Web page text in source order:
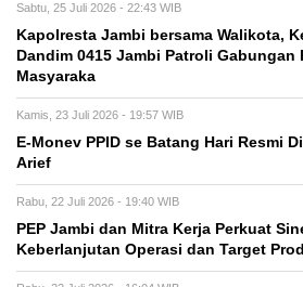
Sabtu, 25 Juli 2026 - 22:43 WIB
Kapolresta Jambi bersama Walikota,
Dandim 0415 Jambi Patroli Gabungan
Masyaraka
Kamis, 23 Juli 2026 - 19:57 WIB
E-Monev PPID se Batang Hari Resmi
Arief
Rabu, 22 Juli 2026 - 19:40 WIB
PEP Jambi dan Mitra Kerja Perkuat
Keberlanjutan Operasi dan Target